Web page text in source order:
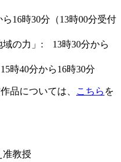
16時30分（13時00分受付
域の力」: 13時30分から
時40分から16時30分
品については、 こちら を
教授